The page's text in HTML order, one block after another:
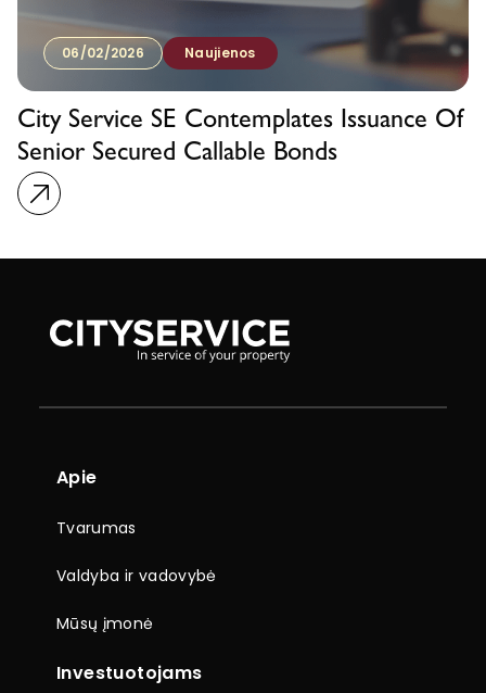
06/02/2026 Naujienos
City Service SE Contemplates Issuance Of
Senior Secured Callable Bonds
Apie
Tvarumas
Valdyba ir vadovybė
Mūsų įmonė
Investuotojams